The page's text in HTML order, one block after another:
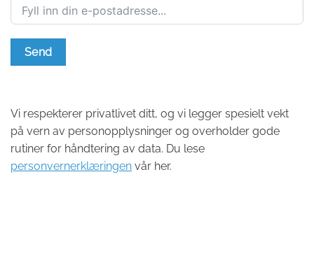
Send
Vi respekterer privatlivet ditt, og vi legger spesielt vekt
på vern av personopplysninger og overholder gode
rutiner for håndtering av data. Du lese
personvernerklæringen vår her.